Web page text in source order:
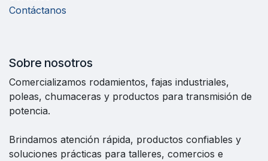
Contáctanos
Sobre nosotros
Comercializamos rodamientos, fajas industriales,
poleas, chumaceras y productos para transmisión de
potencia.
Brindamos atención rápida, productos confiables y
soluciones prácticas para talleres, comercios e